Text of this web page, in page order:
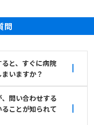
問
と、すぐに病院
いますか？
問い合わせする
ことが知られて